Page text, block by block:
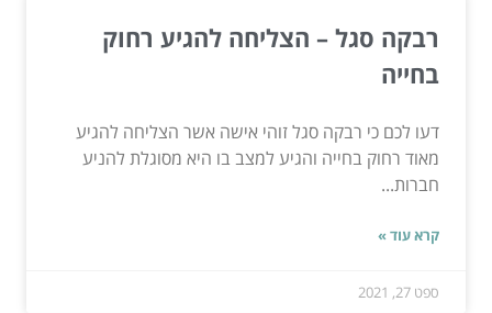
רבקה סגל – הצליחה להגיע רחוק
בחייה
דעו לכם כי רבקה סגל זוהי אישה אשר הצליחה להגיע
מאוד רחוק בחייה והגיע למצב בו היא מסוגלת להניע
חברות...
קרא עוד »
ספט 27, 2021